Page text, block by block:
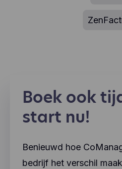
Boek ook
start nu!
Benieuwd hoe
bedrijf het verschil